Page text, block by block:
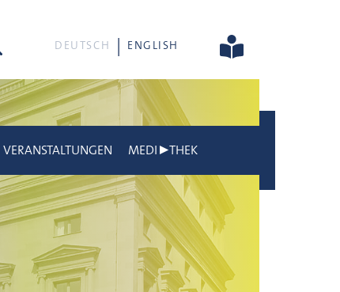
DEUTSCH ENGLISH
VERANSTALTUNGEN MEDI▶THEK